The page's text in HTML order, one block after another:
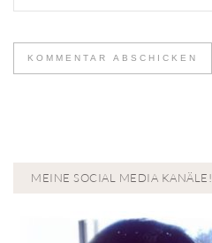
MEINE SOCIAL MEDIA KANÄLE!